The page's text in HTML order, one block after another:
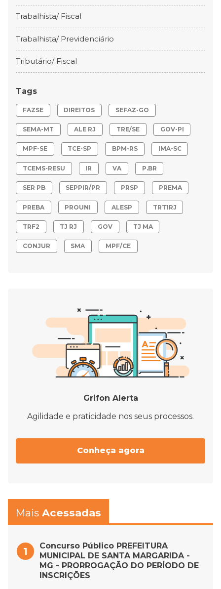
Trabalhista/ Fiscal
Trabalhista/ Previdenciário
Tributário/ Fiscal
Tags
FAZSE DIREITOS SEFAZ-GO
SEMA-MT ALE RJ TRE/SE GOV-PI
MPF-SE TCE-SP BPM-RS IMA-SC
TCEMS-RESU IR VA P.BR
SER PB SEPPIR/PR PRSP PREMA
PREBA PROUNI ALESP TRT1RJ
TRF2 TJ RJ GOV TJ MA
CONJUR SMA MPF/CE
Grifon Alerta
Agilidade e praticidade nos seus processos.
Conheça agora
Mais Acessadas
Concurso Público PREFEITURA
MUNICIPAL DE SANTA MARGARIDA -
MG - PRORROGAÇÃO DO PERÍODO DE
INSCRIÇÕES